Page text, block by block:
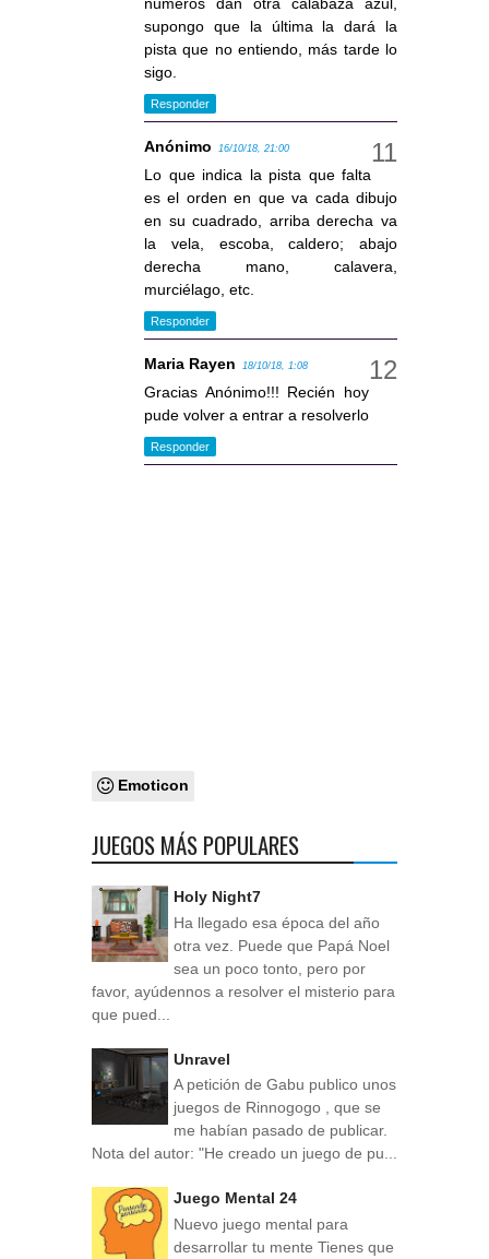
números dan otra calabaza azul,
supongo que la última la dará la
pista que no entiendo, más tarde lo
sigo.
Responder
Anónimo 16/10/18, 21:00
Lo que indica la pista que falta
es el orden en que va cada dibujo
en su cuadrado, arriba derecha va
la vela, escoba, caldero; abajo
derecha mano, calavera,
murciélago, etc.
Responder
Maria Rayen 18/10/18, 1:08
Gracias Anónimo!!! Recién hoy
pude volver a entrar a resolverlo
Responder
Emoticon
JUEGOS MÁS POPULARES
Holy Night7
Ha llegado esa época del año
otra vez. Puede que Papá Noel
sea un poco tonto, pero por
favor, ayúdennos a resolver el misterio para
que pued...
Unravel
A petición de Gabu publico unos
juegos de Rinnogogo , que se
me habían pasado de publicar.
Nota del autor: "He creado un juego de pu...
Juego Mental 24
Nuevo juego mental para
desarrollar tu mente Tienes que